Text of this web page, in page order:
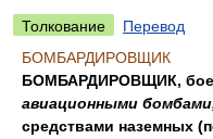
Толкование
Перевод
БОМБАРДИРОВЩИК
БОМБАРДИРОВЩИК,
авиационными
средствами наземных